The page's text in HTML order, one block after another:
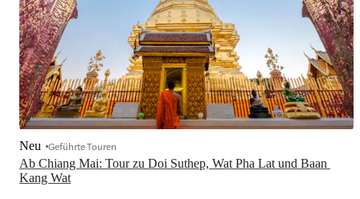
Ab Chiang Mai: Tour zu Doi Suthep, Wat Pha Lat und Baan
Kang Wat
Neu Geführte Touren